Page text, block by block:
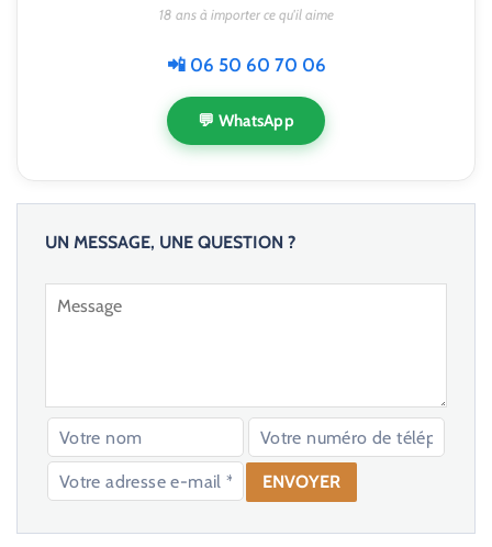
18 ans à importer ce qu'il aime
📲 06 50 60 70 06
💬 WhatsApp
UN MESSAGE, UNE QUESTION ?